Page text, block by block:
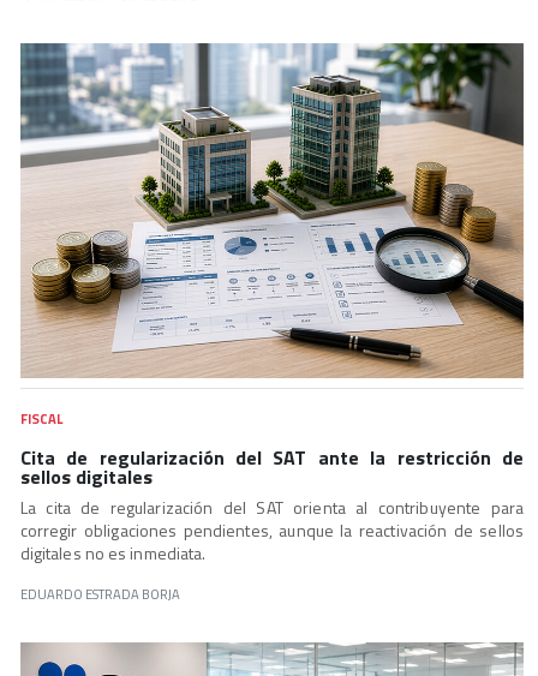
FISCAL
Cita de regularización del SAT ante la restricción de
sellos digitales
La cita de regularización del SAT orienta al contribuyente para
corregir obligaciones pendientes, aunque la reactivación de sellos
digitales no es inmediata.
EDUARDO ESTRADA BORJA